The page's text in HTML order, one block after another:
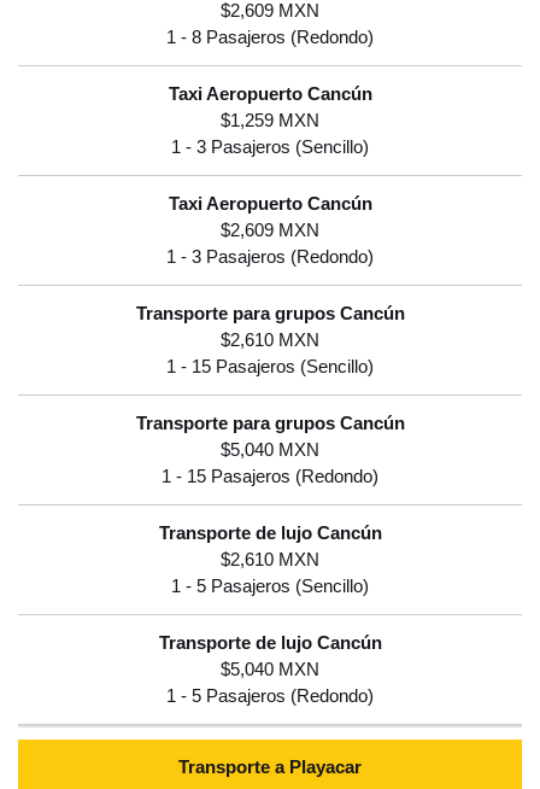
$2,609 MXN
$1,259 MXN
$2,609 MXN
$2,610 MXN
$5,040 MXN
$2,610 MXN
$5,040 MXN
Transporte a Playacar